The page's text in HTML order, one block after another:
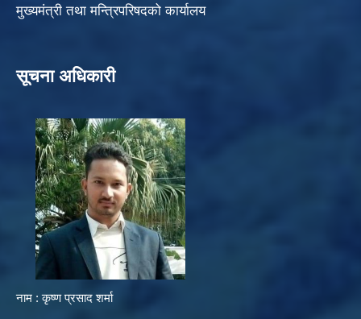
मुख्यमंत्री तथा मन्त्रिपरिषदको कार्यालय
सूचना अधिकारी
नाम : कृष्ण प्रसाद शर्मा